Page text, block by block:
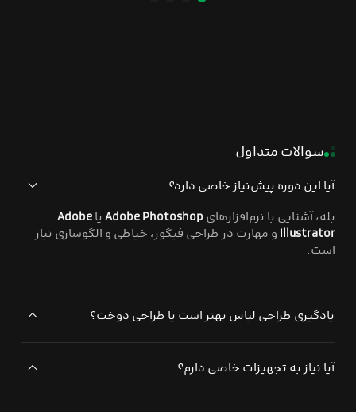
سوالات متداول
آیا این دوره پیش‌نیاز خاصی دارد؟
بله، آشنایی با نرم‌افزارهای Adobe PhotoshopیاAdobe
Illustrator و مهارت در طراحی فیگور، خیاطی و الگوسازی نیاز
است.
یادگیری طراحی لباس بهتر است یا طراحی دوخت؟
آیا نیاز به تجهیزات خاصی دارم؟